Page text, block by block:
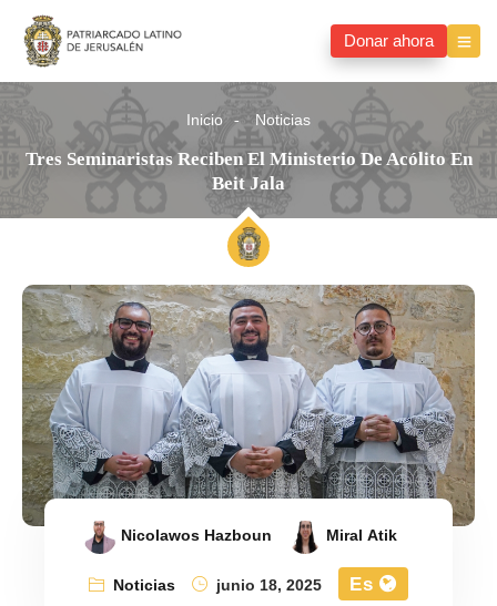
Donar ahora
Inicio Noticias
Tres Seminaristas Reciben El Ministerio De Acólito En
Beit Jala
Nicolawos Hazboun
Miral Atik
Noticias
junio 18, 2025 Es